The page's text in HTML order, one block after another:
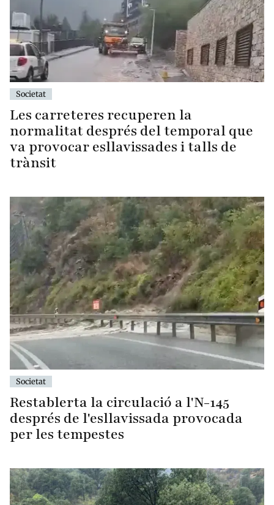
Societat
Les carreteres recuperen la
normalitat després del temporal que
va provocar esllavissades i talls de
trànsit
Societat
Restablerta la circulació a l'N-145
després de l'esllavissada provocada
per les tempestes